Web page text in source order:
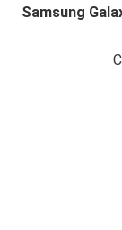
Samsung